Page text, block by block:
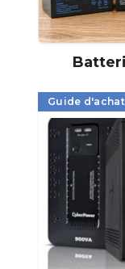
Guide d'achat